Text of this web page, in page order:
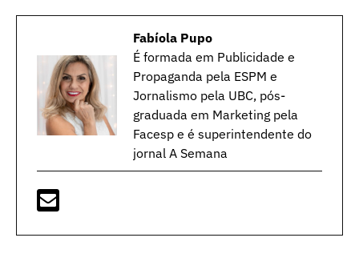
Fabíola Pupo
É formada em Publicidade e
Propaganda pela ESPM e
Jornalismo pela UBC, pós-
graduada em Marketing pela
Facesp e é superintendente do
jornal A Semana